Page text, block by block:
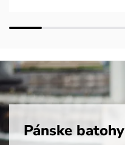
Pánske batohy